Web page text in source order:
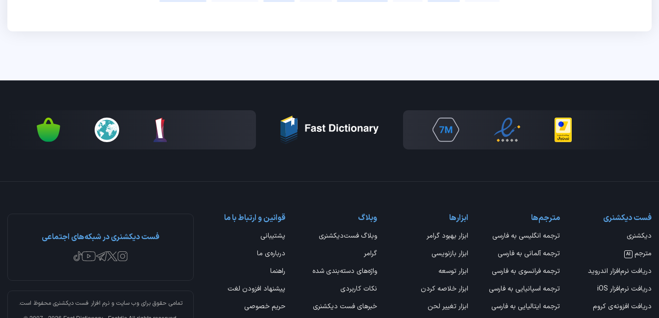
فست دیکشنری
دیکشنری
مترجم
AI
دریافت نرم‌افزار اندروید
دریافت نرم‌افزار iOS
دریافت افزونه‌ی کروم
مترجم‌ها
ترجمه انگلیسی به فارسی
ترجمه آلمانی به فارسی
ترجمه فرانسوی به فارسی
ترجمه اسپانیایی به فارسی
ترجمه ایتالیایی به فارسی
ابزارها
ابزار بهبود گرامر
ابزار بازنویسی
ابزار توسعه
ابزار خلاصه کردن
ابزار تغییر لحن
وبلاگ
وبلاگ فست‌دیکشنری
گرامر
واژه‌های دسته‌بندی شده
نکات کاربردی
خبرهای فست دیکشنری
قوانین و ارتباط با ما
پشتیبانی
درباره‌ی ما
راهنما
پیشنهاد افزودن لغت
حریم خصوصی
فست دیکشنری در شبکه‌های اجتماعی
تمامی حقوق برای وب سایت و نرم افزار فست دیکشنریمحفوظ است.